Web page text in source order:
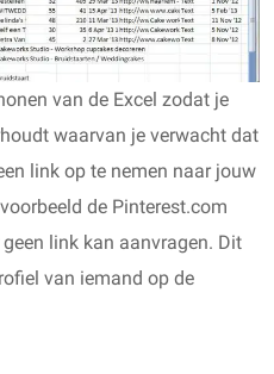
van de Excel zodat je
waarvan je verwacht dat
link op te nemen naar jouw
de Pinterest.com
link kan aanvragen. Dit
van iemand op de